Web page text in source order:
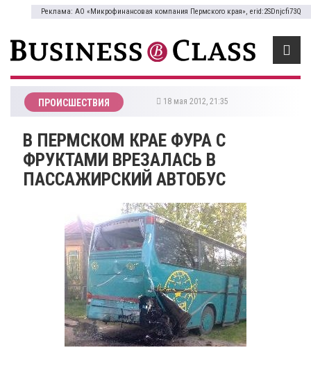
Реклама: АО «Микрофинансовая компания Пермского края», erid:2SDnjcfi73Q
ПРОИСШЕСТВИЯ 18 мая 2012, 21:35
В ПЕРМСКОМ КРАЕ ФУРА С
ФРУКТАМИ ВРЕЗАЛАСЬ В
ПАССАЖИРСКИЙ АВТОБУС